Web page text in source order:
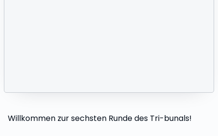
Willkommen zur sechsten Runde des Tri-bunals!